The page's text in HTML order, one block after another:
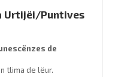
Urtijëi/Puntives
de
tlima de lëur.